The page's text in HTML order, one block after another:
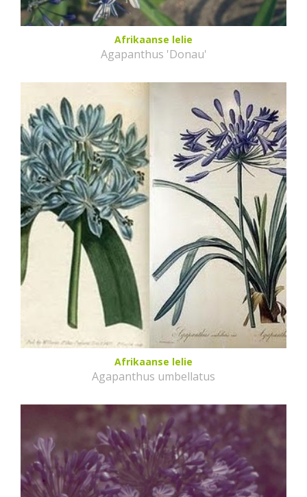
Afrikaanse lelie
Agapanthus 'Donau'
Afrikaanse lelie
Agapanthus umbellatus